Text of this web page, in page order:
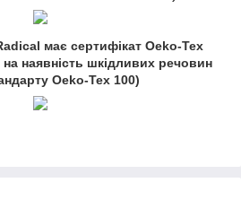
має сертифікат Oeko-Tex
наявність шкідливих речовин
Oeko-Tex 100)